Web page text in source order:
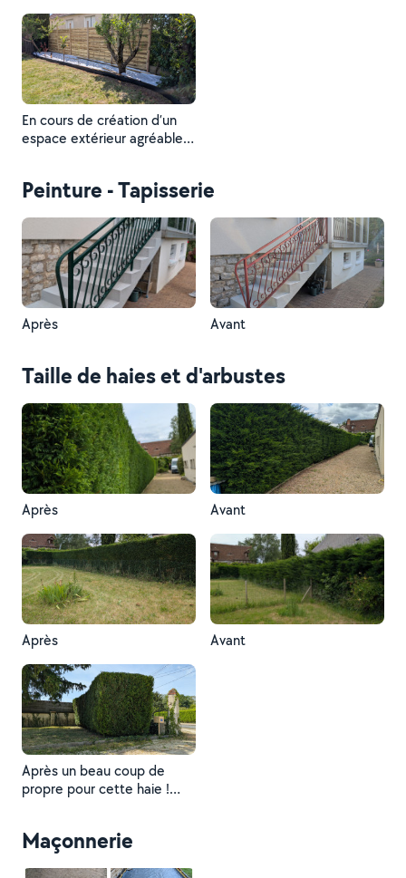
En cours de création d’un
espace extérieur agréable,
Peinture - Tapisserie
Après Avant
Taille de haies et d'arbustes
Après Avant
Après Avant
Après un beau coup de
propre pour cette haie !
positif
Maçonnerie